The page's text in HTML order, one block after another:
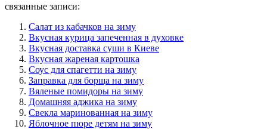
связанные записи:
Салат из кабачков на зиму
Вкусная курица запеченная в духовке
Вкусная доставка суши в Киеве
Вкусная жареная картошка
Соус для спагетти на зиму
Заправка для борща на зиму
Вяленые помидоры на зиму
Домашняя аджика на зиму
Свекла маринованная на зиму
Яблочное пюре детям на зиму